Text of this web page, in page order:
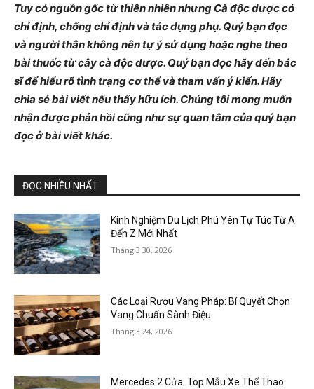
Tuy có nguồn gốc từ thiên nhiên nhưng Cà độc dược có
chỉ định, chống chỉ định và tác dụng phụ. Quý bạn đọc
và người thân không nên tự ý sử dụng hoặc nghe theo
bài thuốc từ cây cà độc dược. Quý bạn đọc hãy đến bác
sĩ để hiểu rõ tình trạng cơ thể và tham vấn ý kiến. Hãy
chia sẻ bài viết nếu thấy hữu ích. Chúng tôi mong muốn
nhận được phản hồi cũng như sự quan tâm của quý bạn
đọc ở bài viết khác.
ĐỌC NHIỀU NHẤT
Kinh Nghiệm Du Lịch Phú Yên Tự Túc Từ A
Đến Z Mới Nhất
Tháng 3 30, 2026
Các Loại Rượu Vang Pháp: Bí Quyết Chọn
Vang Chuẩn Sành Điệu
Tháng 3 24, 2026
Mercedes 2 Cửa: Top Mẫu Xe Thể Thao